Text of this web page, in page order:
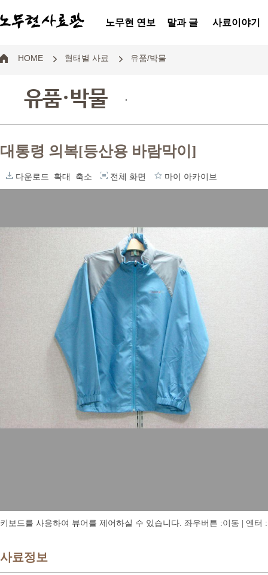
노무현 연보 말과 글 사료이야기
HOME 형태별 사료 유품/박물
유품·박물 .
대통령 의복[등산용 바람막이]
다운로드 확대 축소 전체 화면 마이 아카이브
키보드를 사용하여 뷰어를 제어하실 수 있습니다. 좌우버튼 :이동 | 엔터
사료정보